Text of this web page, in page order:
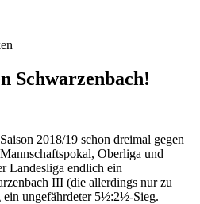
Schwarzenbach!
2018/19 schon dreimal gegen
Oberliga und
Landesliga endlich ein
III (die allerdings nur zu
ein ungefährdeter 5½:2½-Sieg.